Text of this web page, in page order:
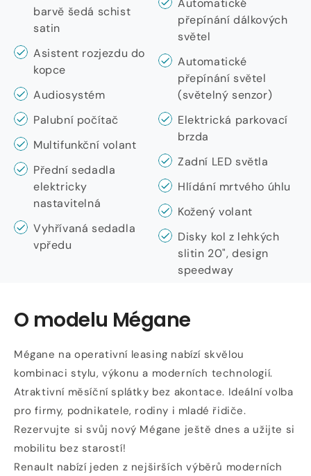
barvě šedá schist
satin
Asistent rozjezdu do
kopce
Audiosystém
Palubní počítač
Multifunkční volant
Přední sedadla
elektricky
nastavitelná
Vyhřívaná sedadla
vpředu
Automatické
přepínání dálkových
světel
Automatické
přepínání světel
(světelný senzor)
Elektrická parkovací
brzda
Zadní LED světla
Hlídání mrtvého úhlu
Kožený volant
Disky kol z lehkých
slitin 20", design
speedway
O modelu Mégane
Mégane na operativní leasing nabízí skvělou
kombinaci stylu, výkonu a moderních technologií.
Atraktivní měsíční splátky bez akontace. Ideální volba
pro firmy, podnikatele, rodiny i mladé řidiče.
Rezervujte si svůj nový Mégane ještě dnes a užijte si
mobilitu bez starostí!
Renault nabízí jeden z nejširších výběrů moderních